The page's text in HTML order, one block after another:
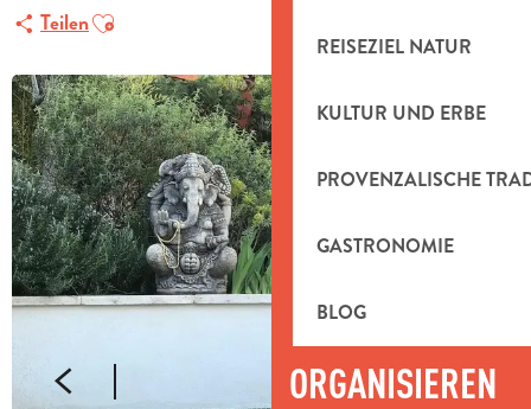
REISEZIEL NATUR
KULTUR UND ERBE
PROVENZALISCHE
GASTRONOMIE
BLOG
ORGANISIEREN
TeilenAjouter aux favoris